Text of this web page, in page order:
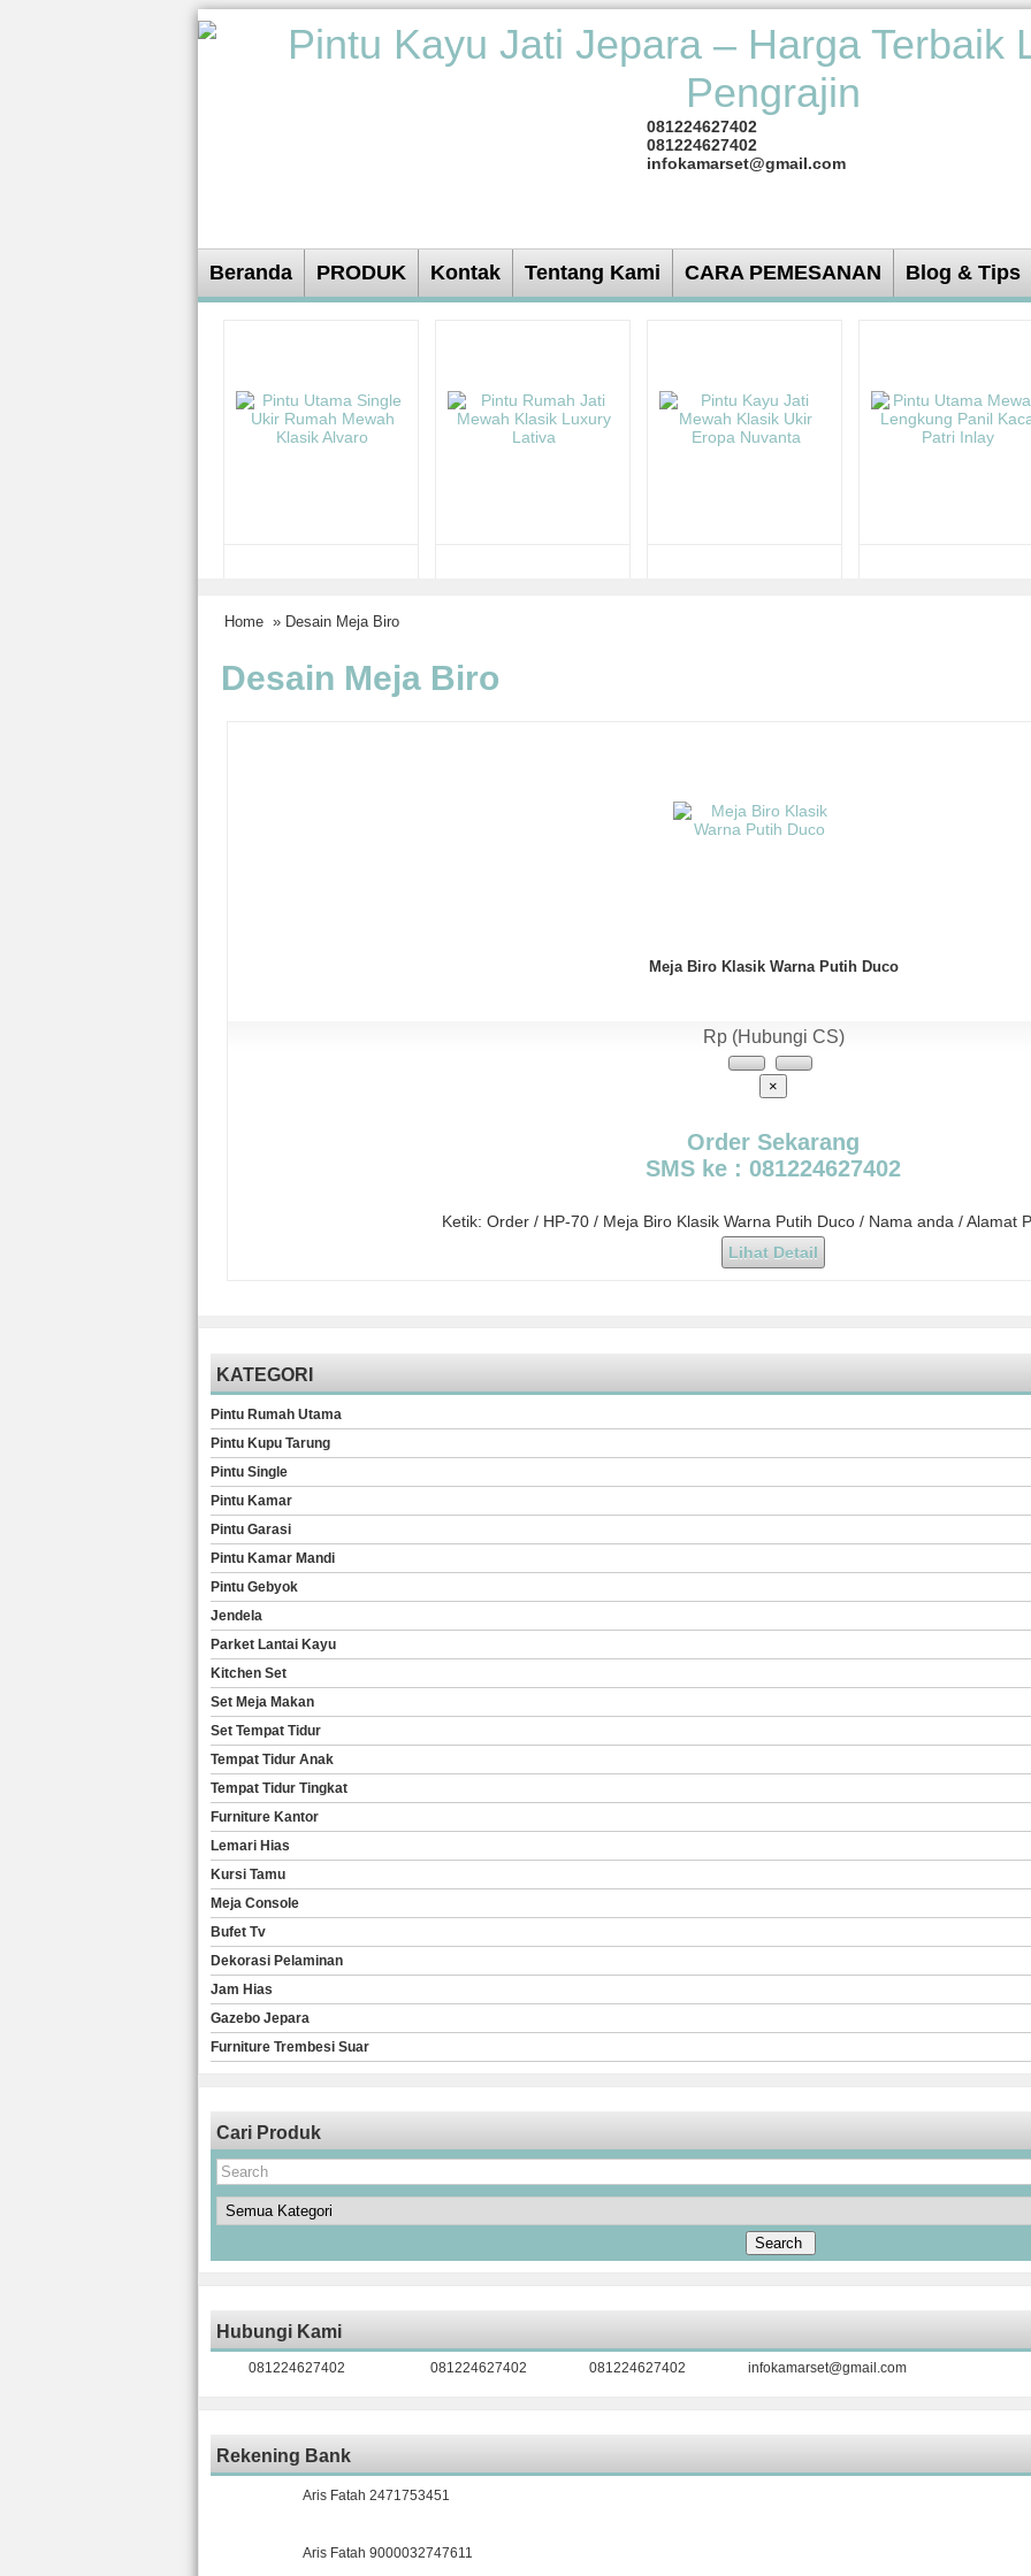
081224627402
081224627402
infokamarset@gmail.com
Beranda PRODUK Kontak Tentang Kami CARA PEMESANAN Blog & Tips
Home » Desain Meja Biro
Desain Meja Biro
Meja Biro Klasik Warna Putih Duco
Rp (Hubungi CS)
×
Order Sekarang
SMS ke : 081224627402
Ketik: Order / HP-70 / Meja Biro Klasik Warna Putih Duco / Nama anda / Alamat
Lihat Detail
KATEGORI
Pintu Rumah Utama
Pintu Kupu Tarung
Pintu Single
Pintu Kamar
Pintu Garasi
Pintu Kamar Mandi
Pintu Gebyok
Jendela
Parket Lantai Kayu
Kitchen Set
Set Meja Makan
Set Tempat Tidur
Tempat Tidur Anak
Tempat Tidur Tingkat
Furniture Kantor
Lemari Hias
Kursi Tamu
Meja Console
Bufet Tv
Dekorasi Pelaminan
Jam Hias
Gazebo Jepara
Furniture Trembesi Suar
Cari Produk
Hubungi Kami
081224627402 081224627402 081224627402 infokamarset@gmail.com
Rekening Bank
Aris Fatah 2471753451
Aris Fatah 9000032747611